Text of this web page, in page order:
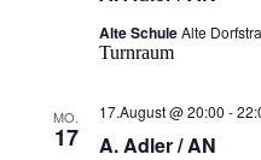
Alte SchuleAlte
Turnraum
MO.
17 A. Adler / AN
17.August @ 20:00 -